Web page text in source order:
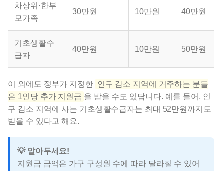
차상위·한부
모가족
30만원 10만원 40만원
기초생활수
급자
40만원 10만원 50만원
이 외에도 정부가 지정한 인구 감소 지역에 거주하는 분들
은 1인당 추가 지원금 을 받을 수도 있답니다. 예를 들어, 인
구 감소 지역에 사는 기초생활수급자는 최대 52만원까지도
받을 수 있다고 해요.
💡 알아두세요!
지원금 금액은 가구 구성원 수에 따라 달라질 수 있어